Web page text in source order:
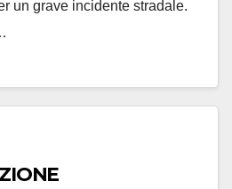
un grave incidente stradale.